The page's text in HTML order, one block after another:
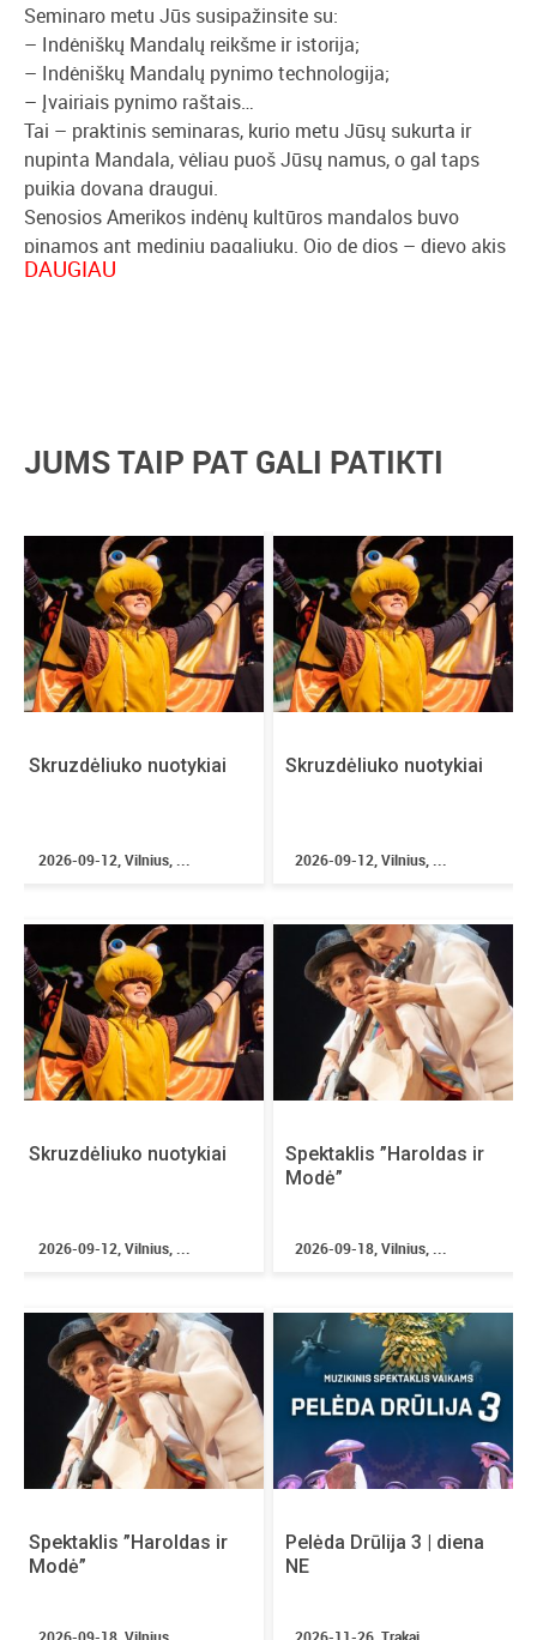
Seminaro metu Jūs susipažinsite su:
– Indėniškų Mandalų reikšme ir istorija;
– Indėniškų Mandalų pynimo technologija;
– Įvairiais pynimo raštais…
Tai – praktinis seminaras, kurio metu Jūsų sukurta ir
nupinta Mandala, vėliau puoš Jūsų namus, o gal taps
puikia dovana draugui.
Senosios Amerikos indėnų kultūros mandalos buvo
pinamos ant medinių pagaliukų. Ojo de dios – dievo akis
– neatsiejama meditacinė ir dvasinė praktika, kilusi iš
mandalos reikšme, pynimo technologijomis bei jos
istorija.
Sapnų gaudyklių kūrėja Eglė Gudonytė.
Seminaro kaina: 15 Eur (įskaičiuotos visos reikiamos
medžiagos ir priemonės).
Būtina registracija iš anksto!
Registracija vyksta el.p.:
Tel.pasiteirauti: 868444109
https://www.facebook.com/events/854305708047476/
DAUGIAU
JUMS TAIP PAT GALI PATIKTI
Skruzdėliuko nuotykiai
2026-09-12, Vilnius, ...
Skruzdėliuko nuotykiai
2026-09-12, Vilnius, ...
Skruzdėliuko nuotykiai
2026-09-12, Vilnius, ...
Spektaklis ”Haroldas ir
Modė”
2026-09-18, Vilnius, ...
Spektaklis ”Haroldas ir
Modė”
2026-09-18, Vilnius, ...
Pelėda Drūlija 3 | diena
NE
2026-11-26, Trakai, ...